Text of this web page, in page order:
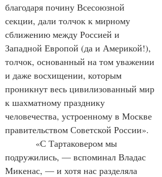
благодаря почину Всесоюзной
секции, дали толчок к мирному
сближению между Россией и
Западной Европой (да и Америкой!),
толчок, основанный на том уважении
и даже восхищении, которым
проникнут весь цивилизованный мир
к шахматному празднику
человечества, устроенному в Москве
правительством Советской России».
подружились, — вспоминал Владас
Микенас, — и хотя нас разделяла